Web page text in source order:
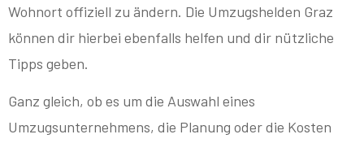
Wohnort offiziell zu ändern. Die Umzugshelden Graz
können dir hierbei ebenfalls helfen und dir nützliche
Tipps geben.
Ganz gleich, ob es um die Auswahl eines
Umzugsunternehmens, die Planung oder die Kosten